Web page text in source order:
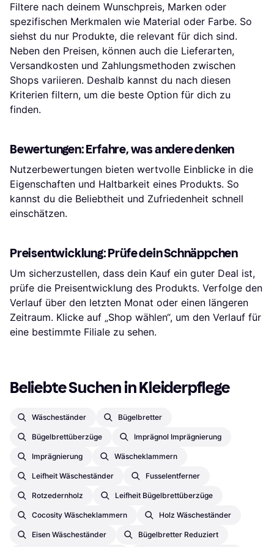
Filtere nach deinem Wunschpreis, Marken oder
spezifischen Merkmalen wie Material oder Farbe. So
siehst du nur Produkte, die relevant für dich sind.
Neben den Preisen, können auch die Lieferarten,
Versandkosten und Zahlungsmethoden zwischen
Shops variieren. Deshalb kannst du nach diesen
Kriterien filtern, um die beste Option für dich zu
finden.
Bewertungen: Erfahre, was andere denken
Nutzerbewertungen bieten wertvolle Einblicke in die
Eigenschaften und Haltbarkeit eines Produkts. So
kannst du die Beliebtheit und Zufriedenheit schnell
einschätzen.
Preisentwicklung: Prüfe dein Schnäppchen
Um sicherzustellen, dass dein Kauf ein guter Deal ist,
prüfe die Preisentwicklung des Produkts. Verfolge den
Verlauf über den letzten Monat oder einen längeren
Zeitraum. Klicke auf „Shop wählen“, um den Verlauf für
eine bestimmte Filiale zu sehen.
Beliebte Suchen in Kleiderpflege
Wäscheständer Bügelbretter
Bügelbrettüberzüge Imprägnol Imprägnierung
Imprägnierung Wäscheklammern
Leifheit Wäscheständer Fusselentferner
Rotzedernholz Leifheit Bügelbrettüberzüge
Cocosity Wäscheklammern Holz Wäscheständer
Eisen Wäscheständer Bügelbretter Reduziert